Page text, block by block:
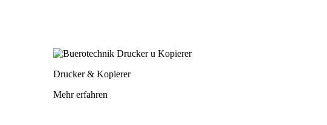
Drucker & Kopierer
Mehr erfahren